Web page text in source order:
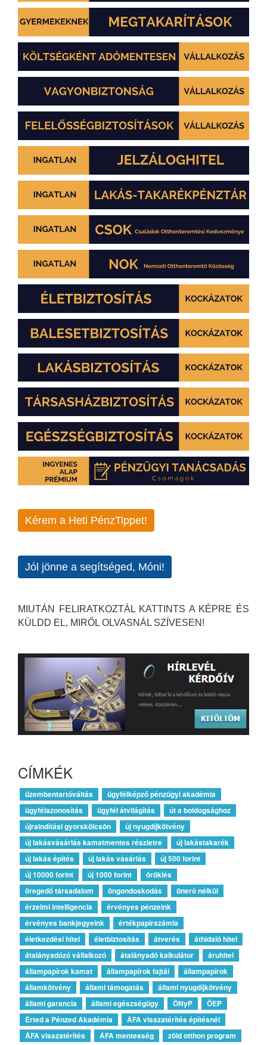
Kérem a Heti PénzTippet!
Jól jönne a segítséged, Móni!
MIUTÁN FELIRATKOZTÁL KATTINTS A KÉPRE ÉS
KÜLDD EL, MIRŐL OLVASNÁL SZÍVESEN!
CÍMKÉK
üzembentartóváltás
ügyfélképző pénzügyi akadémia
ügyfélazonosítás
ügyfél átvilágítás
út a boldogsághoz
újraindítási gyorskölcsön
új nyugdíjkötvény
új lakásvásárlás kamatmentes részletre
új lakástakarék
új lakás építés
új lakás vásárlás
új 500 forint
új 10000 forint
új 1000 forint
öröklés
öregedő társadalom
öngondoskodás
önerő nélkül
érzelmi intelligencia
érvényes pénzeink
érvényes bankjegyeink
értékpapírszámla
életkezdési hitel
életbiztosítás átverés
áthidaló hitel
átalányadózó vállalkozó
átalányadó kalkulátor
áruhitel
állampapírok kamat
állampapírok fajtái
állampapírok
államkötvény
állami támogatás
állami nyugdíjkötvény
állami garancia
állami egészségügy ÖNyP
ÖEP
Érted a Pénzed Akadémia
ÁFA visszatérítés építésnél
ÁFA visszatérítés
ÁFA mentesség
zöld otthon program